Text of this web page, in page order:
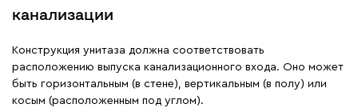
канализации
Конструкция унитаза должна соответствовать
расположению выпуска канализационного входа. Оно может
быть горизонтальным (в стене), вертикальным (в полу) или
косым (расположенным под углом).